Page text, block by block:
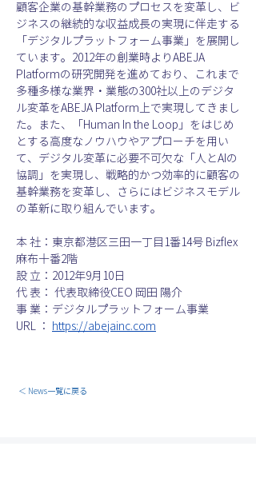
顧客企業の基幹業務のプロセスを変革し、ビ
ジネスの継続的な収益成長の実現に伴走する
「デジタルプラットフォーム事業」を展開し
ています。2012年の創業時よりABEJA
Platformの研究開発を進めており、これまで
多種多様な業界・業態の300社以上のデジタ
ル変革をABEJA Platform上で実現してきまし
た。また、「Human In the Loop」をはじめ
とする高度なノウハウやアプローチを用い
て、デジタル変革に必要不可欠な「人とAIの
協調」を実現し、戦略的かつ効率的に顧客の
基幹業務を変革し、さらにはビジネスモデル
の革新に取り組んでいます。
本 社：東京都港区三田一丁目1番14号 Bizflex
麻布十番2階
設 立：2012年9月10日
代 表： 代表取締役CEO 岡田 陽介
事 業：デジタルプラットフォーム事業
URL ：
https://abejainc.com
＜ News一覧に戻る